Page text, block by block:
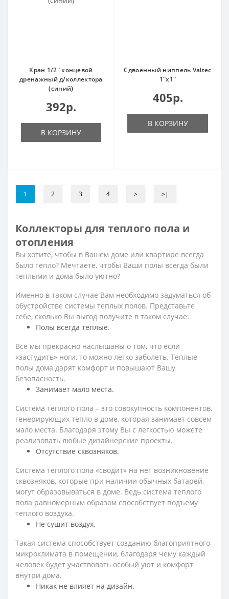
Кран 1/2" концевой
дренажный д/коллектора
(синий)
392р.
В КОРЗИНУ
Сдвоенный ниппель Valtec
1"х1"
405р.
В КОРЗИНУ
1 2 3 4 > >|
Коллекторы для теплого пола и
отопления
Вы хотите, чтобы в Вашем доме или квартире всегда
было тепло? Мечтаете, чтобы Ваши полы всегда были
теплыми и дома было уютно?
Именно в таком случае Вам необходимо задуматься об
обустройстве системы теплых полов. Представьте
себе, сколько Вы выгод получите в таком случае:
Полы всегда теплые.
Все мы прекрасно наслышаны о том, что если
«застудить» ноги, то можно легко заболеть. Теплые
полы дома дарят комфорт и повышают Вашу
безопасность.
Занимает мало места.
Система теплого пола – это совокупность компонентов,
генерирующих тепло в доме, которая занимает совсем
мало места. Благодаря этому Вы с легкостью можете
реализовать любые дизайнерские проекты.
Отсутствие сквозняков.
Система теплого пола «сводит» на нет возникновение
сквозняков, которые при наличии обычных батарей,
могут образовываться в доме. Ведь система теплого
пола равномерным образом способствует подъему
теплого воздуха.
Не сушит воздух.
Такая система способствует созданию благоприятного
микроклимата в помещении, благодаря чему каждый
человек будет участвовать особый уют и комфорт
внутри дома.
Никак не влияет на дизайн.